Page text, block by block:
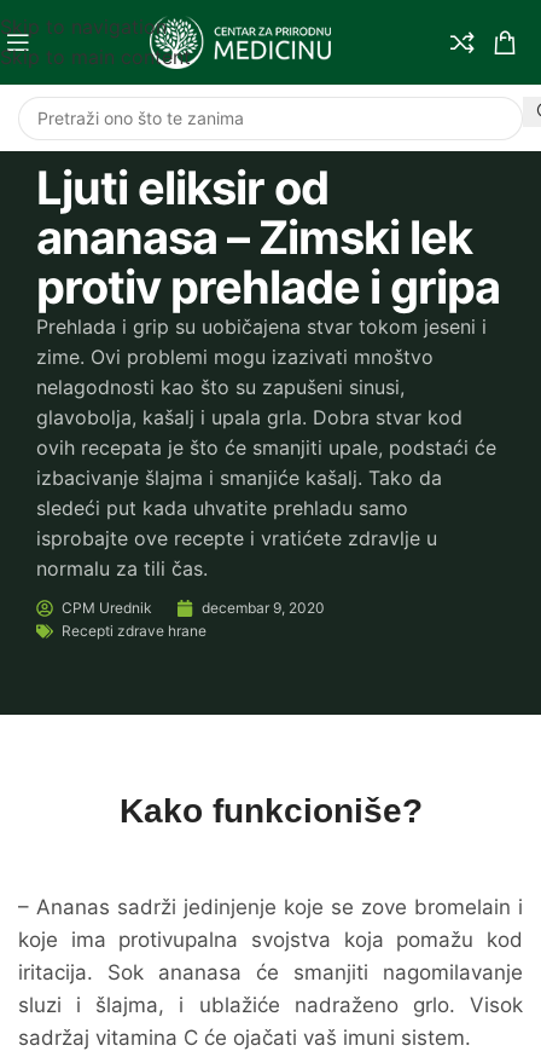
Skip to navigation
Skip to main content
Ljuti eliksir od
ananasa – Zimski lek
protiv prehlade i gripa
Prehlada i grip su uobičajena stvar tokom jeseni i
zime. Ovi problemi mogu izazivati mnoštvo
nelagodnosti kao što su zapušeni sinusi,
glavobolja, kašalj i upala grla. Dobra stvar kod
ovih recepata je što će smanjiti upale, podstaći će
izbacivanje šlajma i smanjiće kašalj. Tako da
sledeći put kada uhvatite prehladu samo
isprobajte ove recepte i vratićete zdravlje u
normalu za tili čas.
CPM Urednik
decembar 9, 2020
Recepti zdrave hrane
Kako funkcioniše?
– Ananas sadrži jedinjenje koje se zove bromelain i
koje ima protivupalna svojstva koja pomažu kod
iritacija. Sok ananasa će smanjiti nagomilavanje
sluzi i šlajma, i ublažiće nadraženo grlo. Visok
sadržaj vitamina C će ojačati vaš imuni sistem.